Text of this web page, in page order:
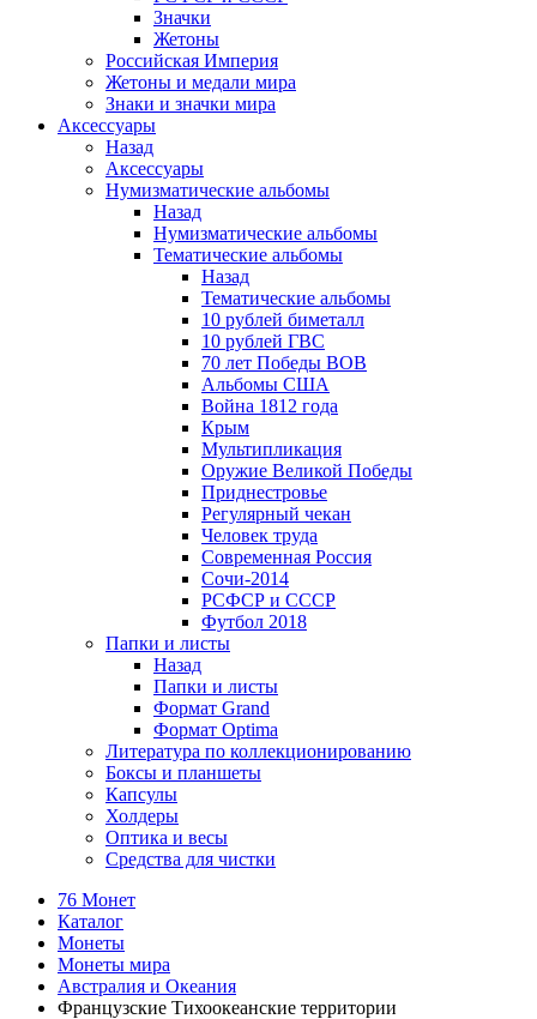
Значки
Жетоны
Российская Империя
Жетоны и медали мира
Знаки и значки мира
Аксессуары
Назад
Аксессуары
Нумизматические альбомы
Назад
Нумизматические альбомы
Тематические альбомы
Назад
Тематические альбомы
10 рублей биметалл
10 рублей ГВС
70 лет Победы ВОВ
Альбомы США
Война 1812 года
Крым
Мультипликация
Оружие Великой Победы
Приднестровье
Регулярный чекан
Человек труда
Современная Россия
Сочи-2014
РСФСР и СССР
Футбол 2018
Папки и листы
Назад
Папки и листы
Формат Grand
Формат Optima
Литература по коллекционированию
Боксы и планшеты
Капсулы
Холдеры
Оптика и весы
Средства для чистки
76 Монет
Каталог
Монеты
Монеты мира
Австралия и Океания
Французские Тихоокеанские территории